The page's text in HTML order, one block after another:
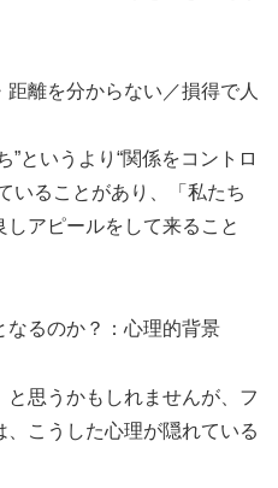
離を分からない／損得で人
”というより“関係をコントロ
いることがあり、「私たち
アピールをして来ること
るのか？：心理的背景
と思うかもしれませんが、フ
こうした心理が隠れている